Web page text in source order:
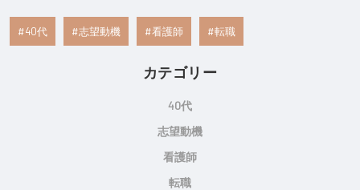
40代 志望動機 看護師 転職
カテゴリー
40代
志望動機
看護師
転職